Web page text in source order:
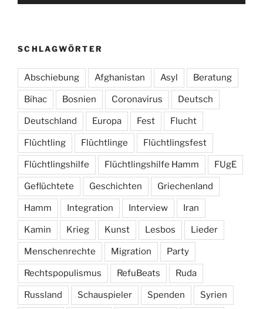
SCHLAGWÖRTER
Abschiebung Afghanistan Asyl Beratung
Bihac Bosnien Coronavirus Deutsch
Deutschland Europa Fest Flucht
Flüchtling Flüchtlinge Flüchtlingsfest
Flüchtlingshilfe Flüchtlingshilfe Hamm FUgE
Geflüchtete Geschichten Griechenland
Hamm Integration Interview Iran
Kamin Krieg Kunst Lesbos Lieder
Menschenrechte Migration Party
Rechtspopulismus RefuBeats Ruda
Russland Schauspieler Spenden Syrien